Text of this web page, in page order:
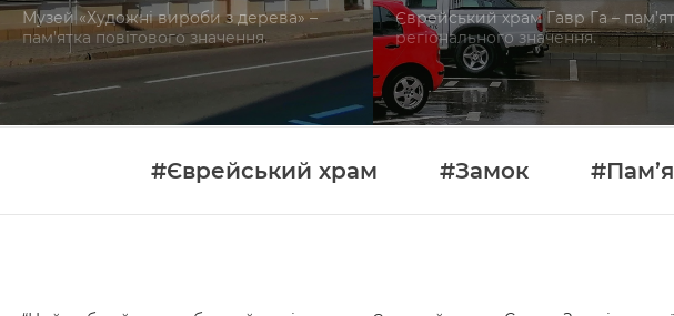
Музей «Художні вироби з дерева» –
пам’ятка повітового значення.
Єврейський храм Гавр Га –
регіонального значення.
#Єврейський храм #Замок